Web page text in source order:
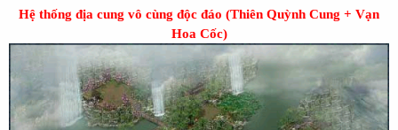
Hệ thống địa cung vô cùng độc đáo (Thiên Quỳnh Cung + Vạn
Hoa Cốc)